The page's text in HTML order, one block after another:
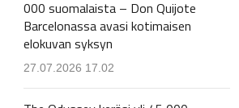
000 suomalaista – Don Quijote
Barcelonassa avasi kotimaisen
elokuvan syksyn
27.07.2026 17.02